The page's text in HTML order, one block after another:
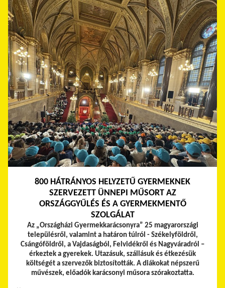
800 HÁTRÁNYOS HELYZETŰ GYERMEKNEK
SZERVEZETT ÜNNEPI MŰSORT AZ
ORSZÁGGYŰLÉS ÉS A GYERMEKMENTŐ
SZOLGÁLAT
Az „Országházi Gyermekkarácsonyra” 25 magyarországi
településről, valamint a határon túlról - Székelyföldről,
Csángóföldről, a Vajdaságból, Felvidékről és Nagyváradról –
érkeztek a gyerekek. Utazásuk, szállásuk és étkezésük
költségét a szervezők biztosították. A diákokat népszerű
művészek, előadók karácsonyi műsora szórakoztatta.